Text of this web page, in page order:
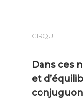
CIRQUE
Dans ces
et